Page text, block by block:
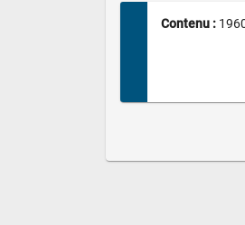
Contenu :